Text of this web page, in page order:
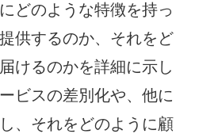
どのような特徴を持っ
供するのか、それをど
けるのかを詳細に示し
ビスの差別化や、他に
、それをどのように顧